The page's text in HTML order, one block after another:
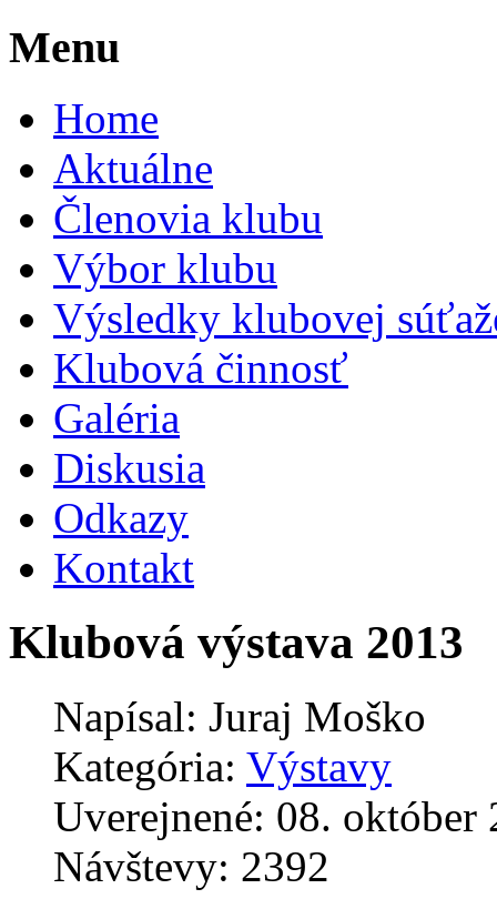
Menu
Home
Aktuálne
Členovia klubu
Výbor klubu
Výsledky klubovej
Klubová činnosť
Galéria
Diskusia
Odkazy
Kontakt
Klubová výstava 2013
Napísal: Juraj Moško
Kategória: Výstavy
Uverejnené: 08. október
Návštevy: 2392